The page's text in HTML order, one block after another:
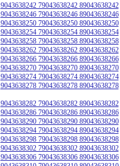
9043638242 79043638242 89043638242
9043638246 79043638246 89043638246
9043638250 79043638250 89043638250
9043638254 79043638254 89043638254
9043638258 79043638258 89043638258
9043638262 79043638262 89043638262
9043638266 79043638266 89043638266
9043638270 79043638270 89043638270
9043638274 79043638274 89043638274
9043638278 79043638278 89043638278
9043638282 79043638282 89043638282
9043638286 79043638286 89043638286
9043638290 79043638290 89043638290
9043638294 79043638294 89043638294
9043638298 79043638298 89043638298
9043638302 79043638302 89043638302
9043638306 79043638306 89043638306